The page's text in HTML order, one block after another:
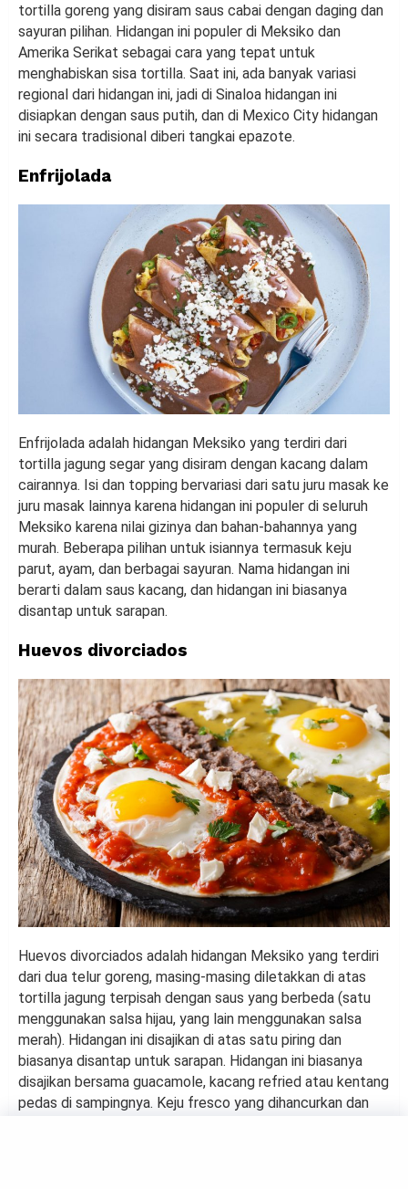
tortilla goreng yang disiram saus cabai dengan daging dan
sayuran pilihan. Hidangan ini populer di Meksiko dan
Amerika Serikat sebagai cara yang tepat untuk
menghabiskan sisa tortilla. Saat ini, ada banyak variasi
regional dari hidangan ini, jadi di Sinaloa hidangan ini
disiapkan dengan saus putih, dan di Mexico City hidangan
ini secara tradisional diberi tangkai epazote.
Enfrijolada
Enfrijolada adalah hidangan Meksiko yang terdiri dari
tortilla jagung segar yang disiram dengan kacang dalam
cairannya. Isi dan topping bervariasi dari satu juru masak ke
juru masak lainnya karena hidangan ini populer di seluruh
Meksiko karena nilai gizinya dan bahan-bahannya yang
murah. Beberapa pilihan untuk isiannya termasuk keju
parut, ayam, dan berbagai sayuran. Nama hidangan ini
berarti dalam saus kacang, dan hidangan ini biasanya
disantap untuk sarapan.
Huevos divorciados
Huevos divorciados adalah hidangan Meksiko yang terdiri
dari dua telur goreng, masing-masing diletakkan di atas
tortilla jagung terpisah dengan saus yang berbeda (satu
menggunakan salsa hijau, yang lain menggunakan salsa
merah). Hidangan ini disajikan di atas satu piring dan
biasanya disantap untuk sarapan. Hidangan ini biasanya
disajikan bersama guacamole, kacang refried atau kentang
pedas di sampingnya. Keju fresco yang dihancurkan dan